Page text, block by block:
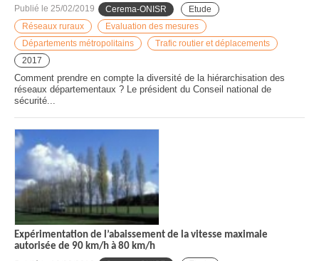
Publié le 25/02/2019 Cerema-ONISR
Etude
Réseaux ruraux
Evaluation des mesures
Départements métropolitains
Trafic routier et déplacements
2017
Comment prendre en compte la diversité de la hiérarchisation des
réseaux départementaux ? Le président du Conseil national de
sécurité...
Expérimentation de l’abaissement de la vitesse maximale
autorisée de 90 km/h à 80 km/h